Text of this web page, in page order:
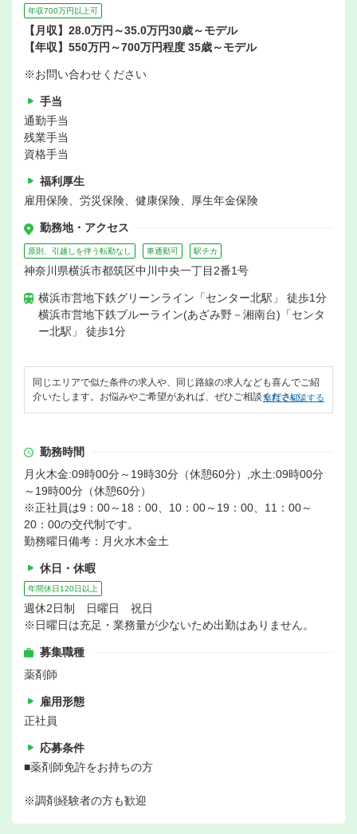
年収700万円以上可
【月収】28.0万円～35.0万円30歳～モデル
【年収】550万円～700万円程度 35歳～モデル
※お問い合わせください
手当
通勤手当
残業手当
資格手当
福利厚生
雇用保険、労災保険、健康保険、厚生年金保険
勤務地・アクセス
原則、引越しを伴う転勤なし 車通勤可 駅チカ
神奈川県横浜市都筑区中川中央一丁目2番1号
横浜市営地下鉄グリーンライン「センター北駅」 徒歩1分
横浜市営地下鉄ブルーライン(あざみ野－湘南台)「センタ
ー北駅」 徒歩1分
同じエリアで似た条件の求人や、同じ路線の求人なども喜んでご紹
介いたします。お悩みやご希望があれば、ぜひご相談ください。
無料で相談する
勤務時間
月火木金:09時00分～19時30分（休憩60分）,水土:09時00分
～19時00分（休憩60分）
※正社員は9：00～18：00、10：00～19：00、11：00～
20：00の交代制です。
勤務曜日備考：月火水木金土
休日・休暇
年間休日120日以上
週休2日制 日曜日 祝日
※日曜日は充足・業務量が少ないため出勤はありません。
募集職種
薬剤師
雇用形態
正社員
応募条件
■薬剤師免許をお持ちの方
※調剤経験者の方も歓迎